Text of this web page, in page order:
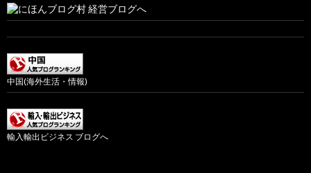
中国(海外生活・情報)
輸入輸出ビジネス ブログへ